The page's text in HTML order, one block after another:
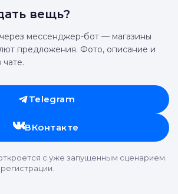
вещь?
через мессенджер-бот — магазины
предложения. Фото, описание и
Telegram
ВКонтакте
с уже запущенным сценарием